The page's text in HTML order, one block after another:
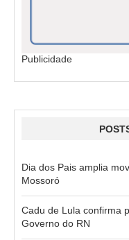
Publicidade
Dia dos Pais amplia
Mossoró
Cadu de Lula confirma
Governo do RN